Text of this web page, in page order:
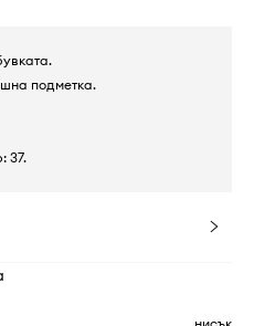
подметка.
37.